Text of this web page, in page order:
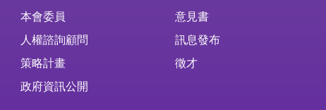
本會委員
人權諮詢顧問
策略計畫
政府資訊公開
意見書
訊息發布
徵才